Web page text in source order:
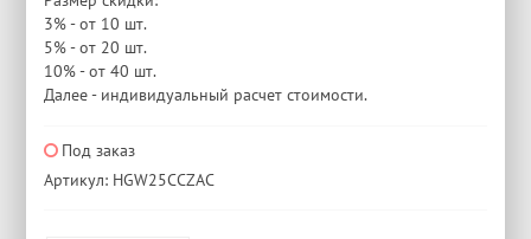
3% - от 10 шт.
5% - от 20 шт.
10% - от 40 шт.
Далее - индивидуальный расчет стоимости.
Под заказ
Артикул: HGW25CCZAC